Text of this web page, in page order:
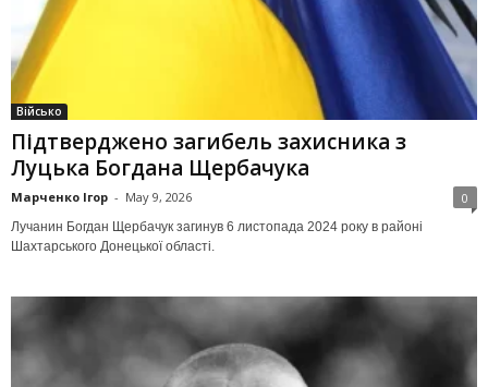
Військо
Підтверджено загибель захисника з
Луцька Богдана Щербачука
Марченко Ігор - May 9, 2026 0
Лучанин Богдан Щербачук загинув 6 листопада 2024 року в районі
Шахтарського Донецької області.